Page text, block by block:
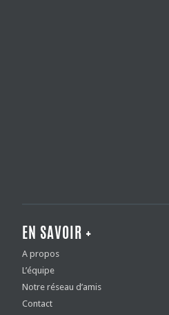
EN SAVOIR +
A propos
L’équipe
Notre réseau d’amis
Contact